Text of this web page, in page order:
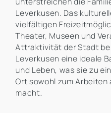
Leverkusen. Das
vielfältigen
Theater, Museen und
Attraktivität der Stadt
Leverkusen eine ideale
und Leben, was sie zu
Ort sowohl zum Arbeiten
macht.